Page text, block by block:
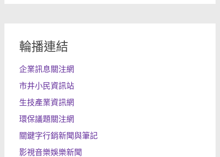
輪播連結
企業訊息關注網
市井小民資訊站
生技產業資訊網
環保議題關注網
關鍵字行銷新聞與筆記
影視音樂娛樂新聞